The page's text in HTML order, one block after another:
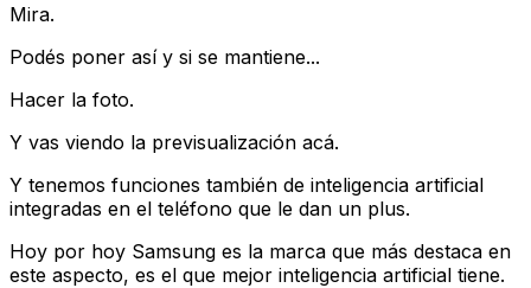
Mira.
Podés poner así y si se mantiene...
Hacer la foto.
Y vas viendo la previsualización acá.
Y tenemos funciones también de inteligencia artificial
integradas en el teléfono que le dan un plus.
Hoy por hoy Samsung es la marca que más destaca en
este aspecto, es el que mejor inteligencia artificial tiene.